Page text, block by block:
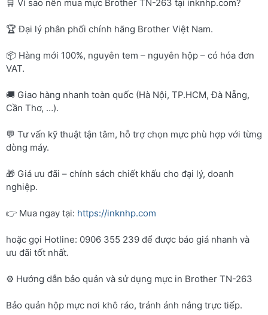
🛒 Vì sao nên mua mực Brother TN-263 tại inknhp.com?
🏆 Đại lý phân phối chính hãng Brother Việt Nam.
📦 Hàng mới 100%, nguyên tem – nguyên hộp – có hóa đơn
VAT.
🚚 Giao hàng nhanh toàn quốc (Hà Nội, TP.HCM, Đà Nẵng,
Cần Thơ, …).
💬 Tư vấn kỹ thuật tận tâm, hỗ trợ chọn mực phù hợp với từng
dòng máy.
🎁 Giá ưu đãi – chính sách chiết khấu cho đại lý, doanh
nghiệp.
👉 Mua ngay tại: https://inknhp.com
hoặc gọi Hotline: 0906 355 239 để được báo giá nhanh và
ưu đãi tốt nhất.
⚙️ Hướng dẫn bảo quản và sử dụng mực in Brother TN-263
Bảo quản hộp mực nơi khô ráo, tránh ánh nắng trực tiếp.